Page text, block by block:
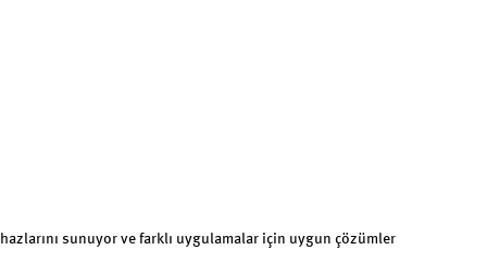
sunuyor ve farklı uygulamalar için uygun çözümler